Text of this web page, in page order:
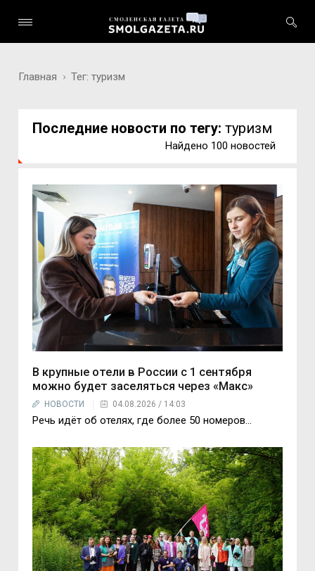
Главная Тег: туризм
Последние новости по тегу:туризм
Найдено 100 новостей
В крупные отели в России с 1 сентября
можно будет заселяться через «Макс»
НОВОСТИ 04.08.2026 / 14:03
Речь идёт об отелях, где более 50 номеров…